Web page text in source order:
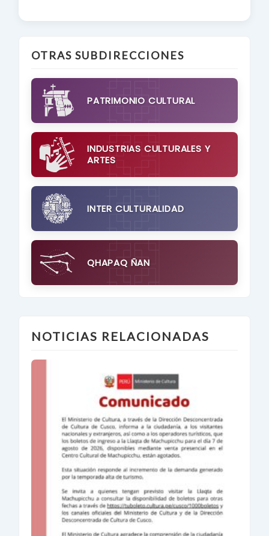
OTRAS SUBDIRECCIONES
PATRIMONIO CULTURAL
INDUSTRIAS CULTURALES Y
ARTES
INTER CULTURALIDAD
QHAPAQ ÑAN
NOTICIAS RELACIONADAS